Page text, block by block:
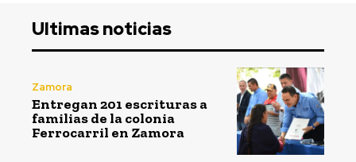
Ultimas noticias
Zamora
Entregan 201 escrituras a
familias de la colonia
Ferrocarril en Zamora